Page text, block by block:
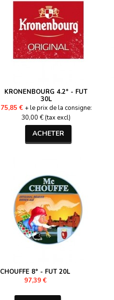
KRONENBOURG 4.2° - FUT
30L
75,85 € + le prix de la consigne:
30,00 € (tax excl)
ACHETER
CHOUFFE 8° - FUT 20L
97,39 €